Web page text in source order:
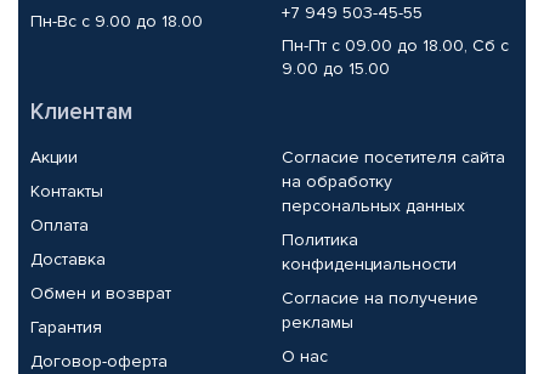
Пн-Вс с 9.00 до 18.00
+7 949 503-45-55
Пн-Пт с 09.00 до 18.00, Сб с
9.00 до 15.00
Клиентам
Акции
Контакты
Оплата
Доставка
Обмен и возврат
Гарантия
Договор-оферта
Согласие посетителя сайта
на обработку
персональных данных
Политика
конфиденциальности
Согласие на получение
рекламы
О нас